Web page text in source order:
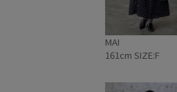
MAI
161cm SIZE:F